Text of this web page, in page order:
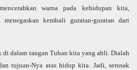
warna pada kehidupan kita,
menegaskan kembali guratan-guratan dari
di dalam tangan Tuhan kita yang ahli. Dialah
tujuan-Nya atas hidup kita. Jadi, serusak